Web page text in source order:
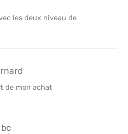
les deux niveau de
de mon achat
bc